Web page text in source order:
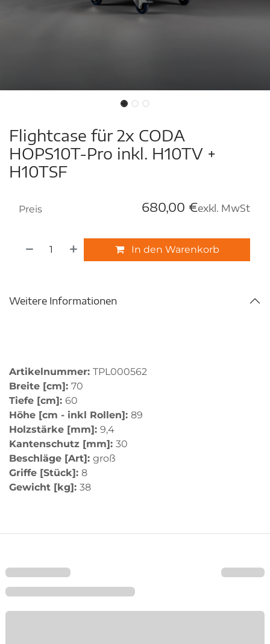
Flightcase für 2x CODA
HOPS10T-Pro inkl. H10TV +
H10TSF
In den Warenkorb
Preis 680,00 €exkl. MwSt
Weitere Informationen
Artikelnummer: TPL000562
Breite [cm]: 70
Tiefe [cm]: 60
Höhe [cm - inkl Rollen]: 89
Holzstärke [mm]: 9,4
Kantenschutz [mm]: 30
Beschläge [Art]: groß
Griffe [Stück]: 8
Gewicht [kg]: 38